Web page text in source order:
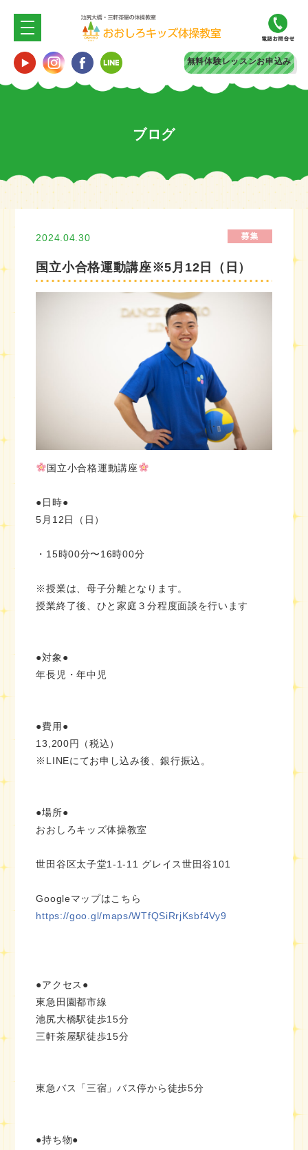
無料体験レッスンお申込み
ブログ
2024.04.30
国立小合格運動講座※5月12日（日）
国立小合格運動講座
●日時●
5月12日（日）
・15時00分〜16時00分
※授業は、母子分離となります。
授業終了後、ひと家庭３分程度面談を行います
●対象●
年長児・年中児
●費用●
13,200円（税込）
※LINEにてお申し込み後、銀行振込。
●場所●
おおしろキッズ体操教室
世田谷区太子堂1-1-11 グレイス世田谷101
Googleマップはこちら
https://goo.gl/maps/WTfQSiRrjKsbf4Vy9
●アクセス●
東急田園都市線
池尻大橋駅徒歩15分
三軒茶屋駅徒歩15分
東急バス「三宿」バス停から徒歩5分
●持ち物●